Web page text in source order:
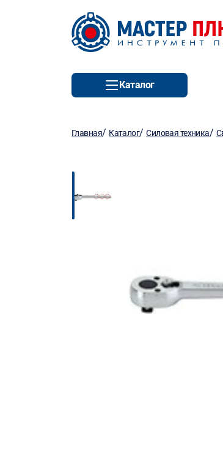
Каталог
Главная/ Каталог/Силовая техника/